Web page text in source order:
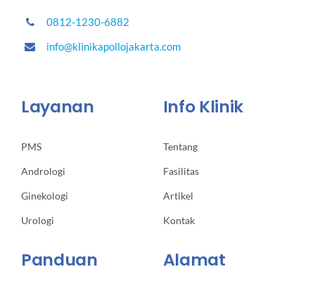
0812-1230-6882
info@klinikapollojakarta.com
Layanan
PMS
Andrologi
Ginekologi
Urologi
Info Klinik
Tentang
Fasilitas
Artikel
Kontak
Panduan Alamat